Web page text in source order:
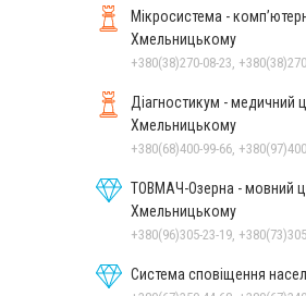
Мікросистема -
Хмельницькому
Діагностикум - медичний
Хмельницькому
+380(68)400-99-66,
ТОВМАЧ-Озерна - мовний
Хмельницькому
+380(96)305-23-19,
Система сповіщення